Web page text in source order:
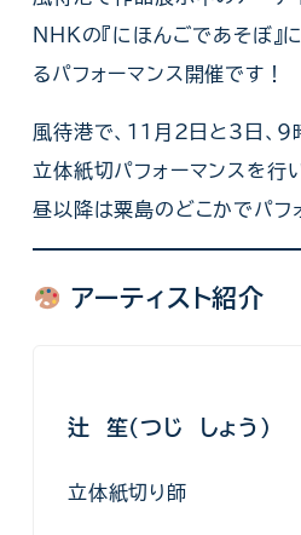
NHKの『にほんごであそぼ』
るパフォーマンス開催です！
風待港で、11月2日と3日、9
立体紙切パフォーマンスを行
昼以降は粟島のどこかでパフ
アーティスト紹介
辻 笙（つじ しょう）
立体紙切り師